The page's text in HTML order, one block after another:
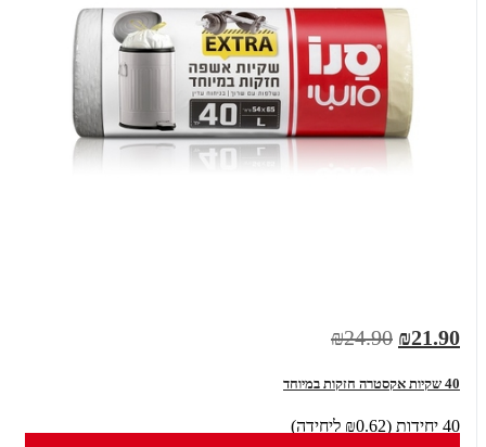
₪21.90
₪24.90
40 שקיות אקסטרה חזקות במיוחד
40 יחידות (₪0.62 ליחידה)